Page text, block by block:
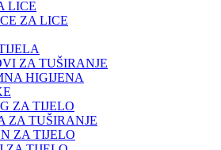
LICE
ZA LICE
ZA TUŠIRANJE
HIGIJENA
ZA TIJELO
ZA TUŠIRANJE
ZA TIJELO